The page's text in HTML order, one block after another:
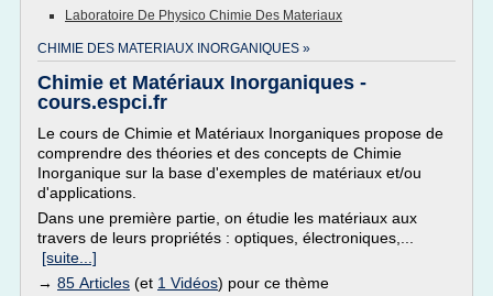
Laboratoire De Physico Chimie Des Materiaux
CHIMIE DES MATERIAUX INORGANIQUES »
Chimie et Matériaux Inorganiques -
cours.espci.fr
Le cours de Chimie et Matériaux Inorganiques propose de
comprendre des théories et des concepts de Chimie
Inorganique sur la base d'exemples de matériaux et/ou
d'applications.
Dans une première partie, on étudie les matériaux aux
travers de leurs propriétés : optiques, électroniques,...
[suite...]
→ 85 Articles (et 1 Vidéos) pour ce thème